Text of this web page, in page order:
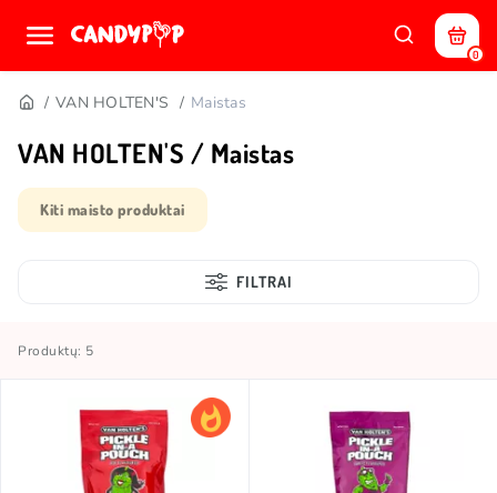
0
VAN HOLTEN'S Maistas
VAN HOLTEN'S / Maistas
Kiti maisto produktai
FILTRAI
Produktų: 5